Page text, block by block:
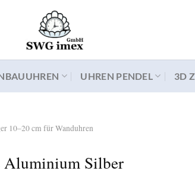
UHREN PENDEL 3D
10–20 cm für Wanduhren
Aluminium Silber